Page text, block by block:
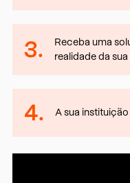
3.
Receba uma
realidade da
4. A sua